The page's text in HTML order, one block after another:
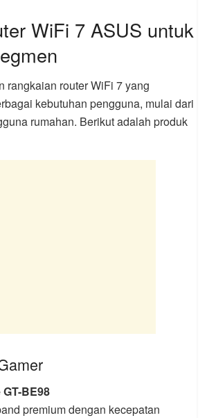
WiFi 7 ASUS untuk
rangkaian router WiFi 7 yang
kebutuhan pengguna, mulai dari
rumahan. Berikut adalah produk
BE98
premium dengan kecepatan